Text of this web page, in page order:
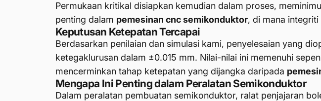
Permukaan kritikal disiapkan kemudian dalam proses,
penting dalam pemesinan cnc semikonduktor, di mana
Keputusan Ketepatan Tercapai
Berdasarkan penilaian dan simulasi kami, penyelesaian yang
ketegaklurusan dalam ±0.015 mm. Nilai-nilai ini memenuhi
mencerminkan tahap ketepatan yang dijangka daripada
Mengapa Ini Penting dalam Peralatan Semikonduktor
Dalam peralatan pembuatan semikonduktor, ralat penjajaran